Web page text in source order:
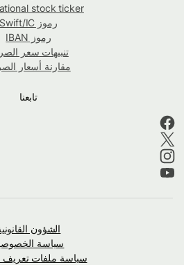
stock ticker
رموز Swift/IC
رموز IBAN
تنبيهات سعر الصرف
مقارنة أسعار الصرف
تابعنا
الشؤون القانونية
سياسة الخصوصية
سياسة ملفات تعريف